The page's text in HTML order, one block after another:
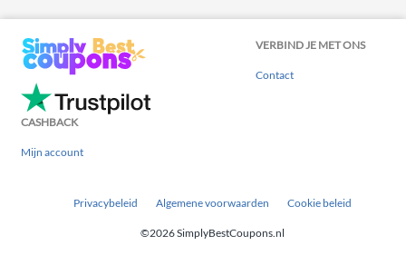
VERBIND JE MET ONS
Contact
CASHBACK
Mijn account
Privacybeleid Algemene voorwaarden Cookie beleid
©2026 SimplyBestCoupons.nl